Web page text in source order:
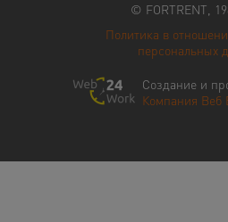
© FORTRENT,
Политика в
персональных
Создание и
Компания Веб